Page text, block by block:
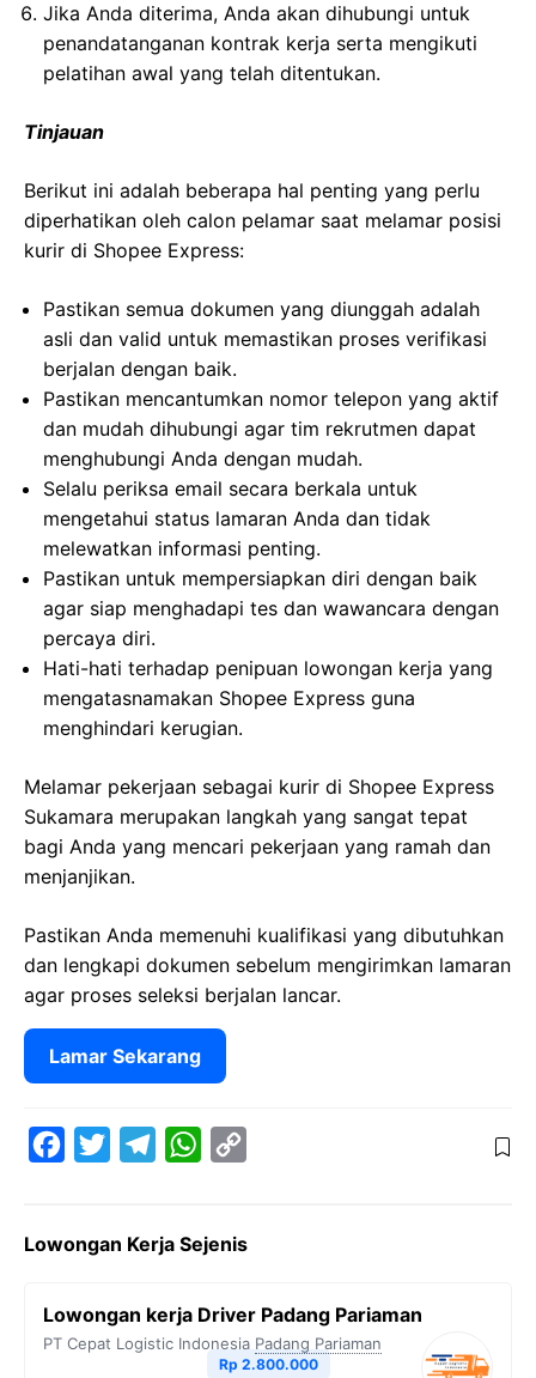
Jika Anda diterima, Anda akan dihubungi untuk
penandatanganan kontrak kerja serta mengikuti
pelatihan awal yang telah ditentukan.
Tinjauan
Berikut ini adalah beberapa hal penting yang perlu
diperhatikan oleh calon pelamar saat melamar posisi
kurir di Shopee Express:
Pastikan semua dokumen yang diunggah adalah
asli dan valid untuk memastikan proses verifikasi
berjalan dengan baik.
Pastikan mencantumkan nomor telepon yang aktif
dan mudah dihubungi agar tim rekrutmen dapat
menghubungi Anda dengan mudah.
Selalu periksa email secara berkala untuk
mengetahui status lamaran Anda dan tidak
melewatkan informasi penting.
Pastikan untuk mempersiapkan diri dengan baik
agar siap menghadapi tes dan wawancara dengan
percaya diri.
Hati-hati terhadap penipuan lowongan kerja yang
mengatasnamakan Shopee Express guna
menghindari kerugian.
Melamar pekerjaan sebagai kurir di Shopee Express
Sukamara merupakan langkah yang sangat tepat
bagi Anda yang mencari pekerjaan yang ramah dan
menjanjikan.
Pastikan Anda memenuhi kualifikasi yang dibutuhkan
dan lengkapi dokumen sebelum mengirimkan lamaran
agar proses seleksi berjalan lancar.
Lamar Sekarang
e
o
t
e
e
r
W
t
A
y
i
n
Lowongan Kerja Sejenis
Lowongan kerja Driver Padang Pariaman
PT Cepat Logistic Indonesia Padang Pariaman
Rp 2.800.000